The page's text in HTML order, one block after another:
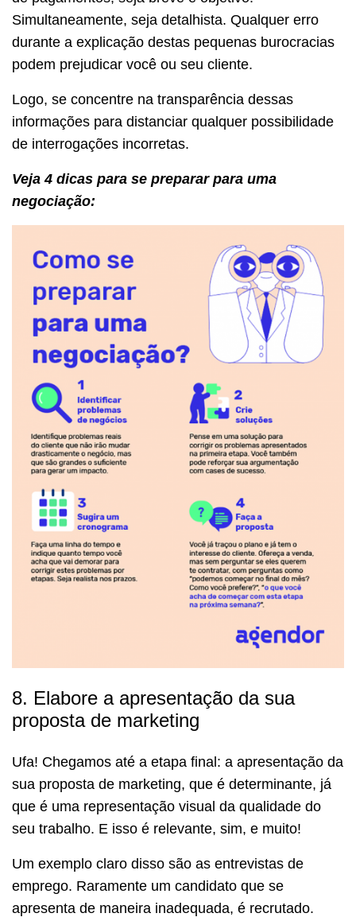
Simultaneamente, seja detalhista. Qualquer erro
durante a explicação destas pequenas burocracias
podem prejudicar você ou seu cliente.
Logo, se concentre na transparência dessas
informações para distanciar qualquer possibilidade
de interrogações incorretas.
Veja 4 dicas para se preparar para uma
negociação:
8. Elabore a apresentação da sua
proposta de marketing
Ufa! Chegamos até a etapa final: a apresentação da
sua proposta de marketing, que é determinante, já
que é uma representação visual da qualidade do
seu trabalho. E isso é relevante, sim, e muito!
Um exemplo claro disso são as entrevistas de
emprego. Raramente um candidato que se
apresenta de maneira inadequada, é recrutado.